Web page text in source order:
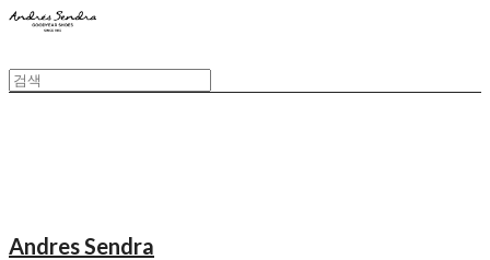
Andres Sendra